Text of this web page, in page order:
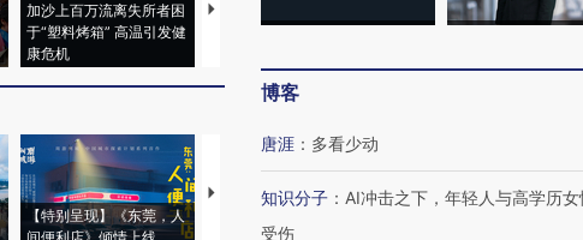
加沙上百万流离失所者困
于“塑料烤箱” 高温引发健
康危机
视线｜HYROX的吸金
马航飞行员跨国走私7万
【特别呈现】《东莞，人
【推广】走进第四届链博
博客
唐涯 ： 多看少动
知识分子 ： AI冲击之下，年轻人与高学历女
受伤